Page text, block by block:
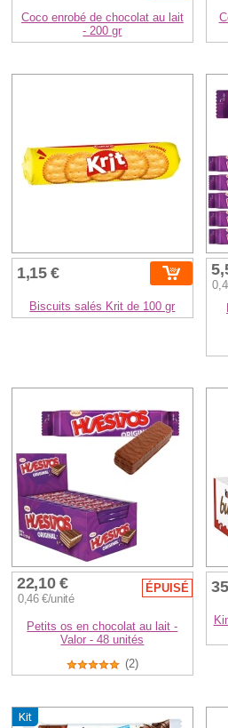
Coco enrobé de chocolat au lait
- 200 gr
1,15 €
Biscuits salés Krit de 100 gr
22,10 €
0,46 €/unité
ÉPUISÉ
Petits os en chocolat au lait -
Valor - 48 unités
(2)
Kit